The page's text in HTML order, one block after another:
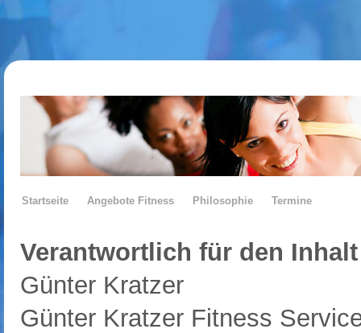
Startseite Angebote Fitness Philosophie Termine
Verantwortlich für den Inhalt
Günter Kratzer
Günter Kratzer Fitness